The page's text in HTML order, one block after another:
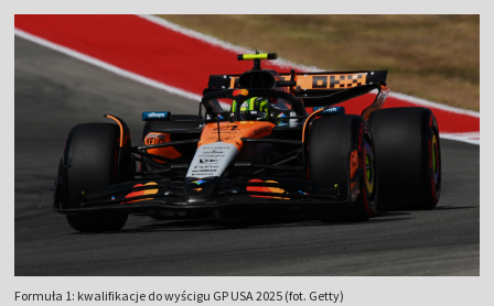
Formuła 1: kwalifikacje do wyścigu GP USA 2025 (fot. Getty)